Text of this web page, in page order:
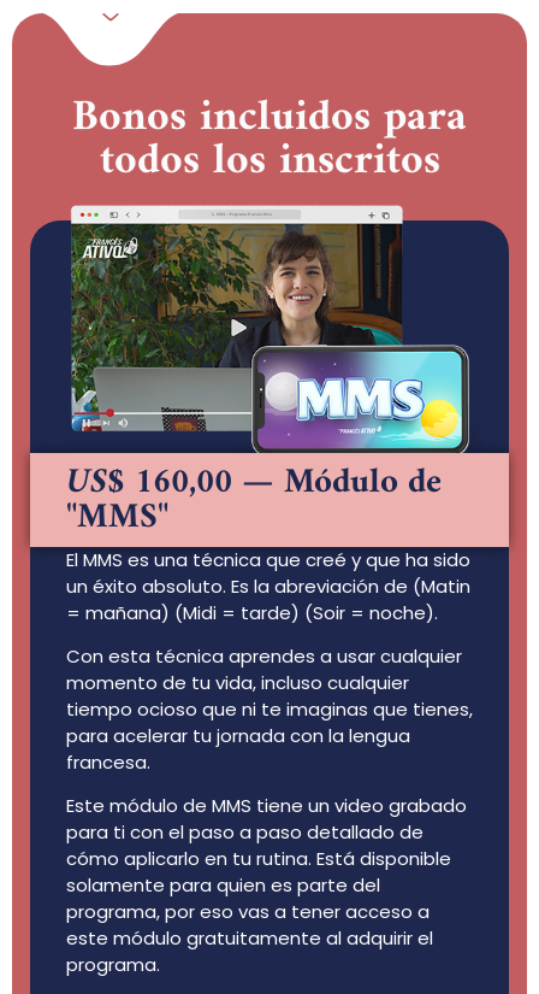
Bonos incluidos para
todos los inscritos
US$ 160,00— Módulo de
"MMS"
El MMS es una técnica que creé y que ha sido
un éxito absoluto. Es la abreviación de (Matin
= mañana) (Midi = tarde) (Soir = noche).
Con esta técnica aprendes a usar cualquier
momento de tu vida, incluso cualquier
tiempo ocioso que ni te imaginas que tienes,
para acelerar tu jornada con la lengua
francesa.
Este módulo de MMS tiene un video grabado
para ti con el paso a paso detallado de
cómo aplicarlo en tu rutina. Está disponible
solamente para quien es parte del
programa, por eso vas a tener acceso a
este módulo gratuitamente al adquirir el
programa.